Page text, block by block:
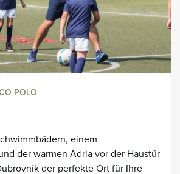
POLO
einem
der warmen Adria vor der Haustür
der perfekte Ort für Ihre